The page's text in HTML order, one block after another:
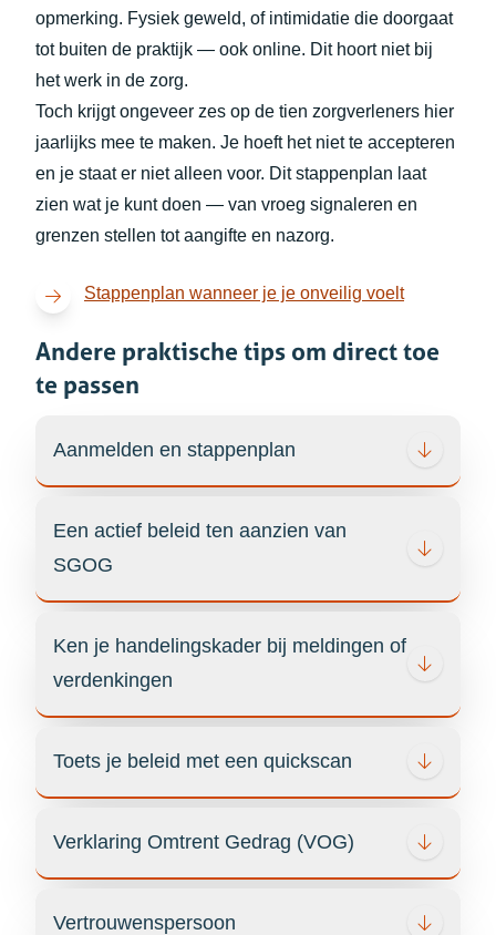
opmerking. Fysiek geweld, of intimidatie die doorgaat
tot buiten de praktijk — ook online. Dit hoort niet bij
het werk in de zorg.
Toch krijgt ongeveer zes op de tien zorgverleners hier
jaarlijks mee te maken. Je hoeft het niet te accepteren
en je staat er niet alleen voor. Dit stappenplan laat
zien wat je kunt doen — van vroeg signaleren en
grenzen stellen tot aangifte en nazorg.
Stappenplan wanneer je je onveilig voelt(opent in
Andere praktische tips om direct toe
te passen
Aanmelden en stappenplan
Een actief beleid ten aanzien van
SGOG
Ken je handelingskader bij meldingen of
verdenkingen
Toets je beleid met een quickscan
Verklaring Omtrent Gedrag (VOG)
Vertrouwenspersoon